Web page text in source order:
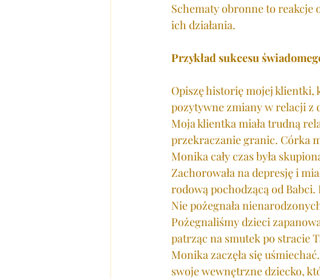
Schematy obronne to
ich działania.
Przykład sukcesu
Opiszę historię mojej klientki,
pozytywne zmiany w relacji z
Moja klientka miała trudną
przekraczanie granic. Córka
Monika cały czas była
Zachorowała na depresję i
rodową pochodzącą od
Nie pożegnała
Pożegnaliśmy dzieci
patrząc na smutek po stracie
Monika zaczęła się
swoje wewnętrzne dziecko,